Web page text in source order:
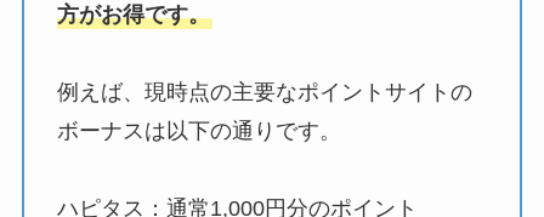
方がお得です。
例えば、現時点の主要なポイントサイトの
ボーナスは以下の通りです。
ハピタス：通常1,000円分のポイント